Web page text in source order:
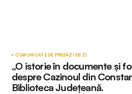
COMUNICATE DE PRESĂZI DE ZI
„O istorie în documente și
despre Cazinoul din
Biblioteca Județeană.